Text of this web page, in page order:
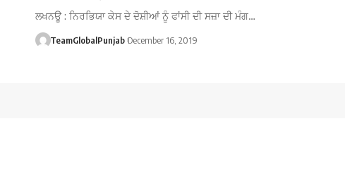
ਲਖਨਊ : ਨਿਰਭਿਯਾ ਕੇਸ ਦੇ ਦੋਸ਼ੀਆਂ ਨੂੰ ਫਾਂਸੀ ਦੀ ਸਜ਼ਾ ਦੀ ਮੰਗ…
TeamGlobalPunjab December 16, 2019